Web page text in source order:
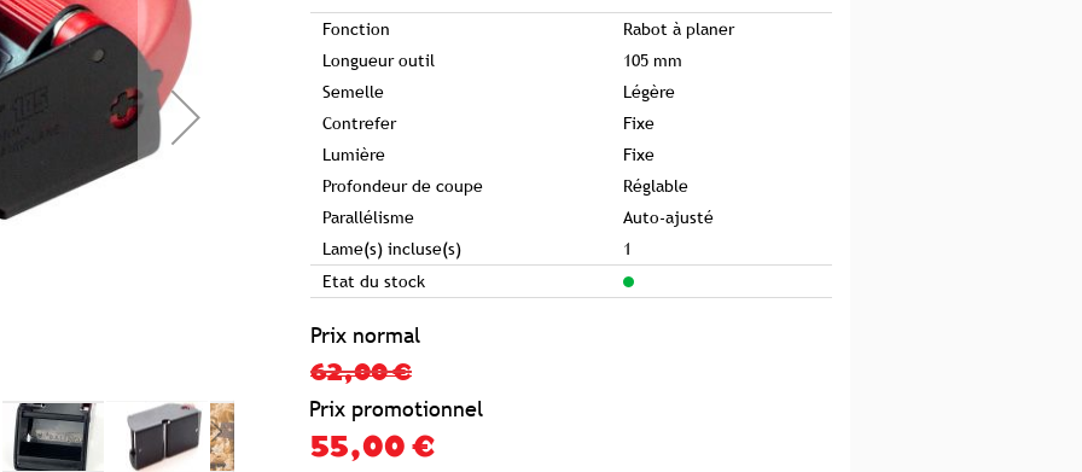
Fonction
Rabot à planer
Longueur outil
105 mm
Semelle
Légère
Contrefer
Fixe
Lumière
Fixe
Profondeur de coupe
Réglable
Parallélisme
Auto-ajusté
Lame(s) incluse(s)
1
Etat du stock
Prix normal
62,00 €
Prix promotionnel
55,00 €